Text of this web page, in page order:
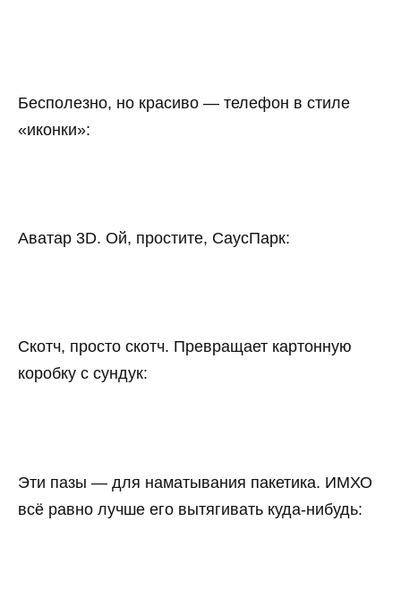
Бесполезно, но красиво — телефон в стиле
«иконки»:
Аватар 3D. Ой, простите, СаусПарк:
Скотч, просто скотч. Превращает картонную
коробку с сундук:
Эти пазы — для наматывания пакетика. ИМХО
всё равно лучше его вытягивать куда-нибудь: